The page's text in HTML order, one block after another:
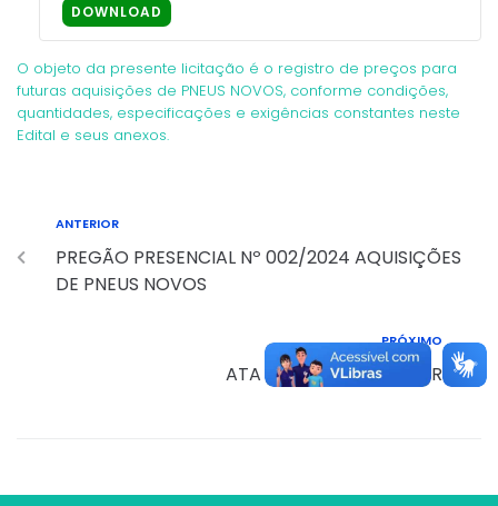
DOWNLOAD
O objeto da presente licitação é o registro de preços para
futuras aquisições de PNEUS NOVOS, conforme condições,
quantidades, especificações e exigências constantes neste
Edital e seus anexos.
ANTERIOR
PREGÃO PRESENCIAL Nº 002/2024 AQUISIÇÕES
DE PNEUS NOVOS
PRÓXIMO
ATA DO COMITÊ GESTOR